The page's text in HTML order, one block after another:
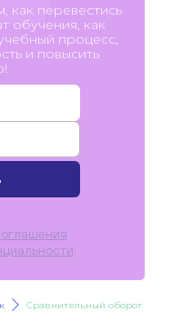
как перевестись
обучения, как
процесс,
и повысить
Сравнительный оборот